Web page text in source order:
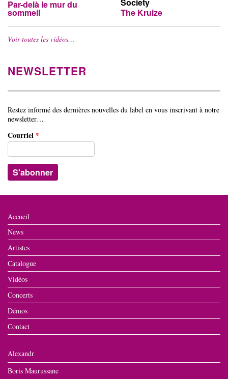
Par-delà le mur du
sommeil
Society
The Kruize
Voir toutes les vidéos…
NEWSLETTER
Restez informé des dernières nouvelles du label en vous inscrivant à notre
newsletter…
Courriel *
Accueil
News
Artistes
Catalogue
Vidéos
Concerts
Démos
Contact
Alexandr
Boris Maurussane